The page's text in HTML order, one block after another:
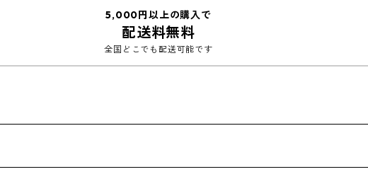
5,000円以上の購入で
配送料無料
全国どこでも配送可能です